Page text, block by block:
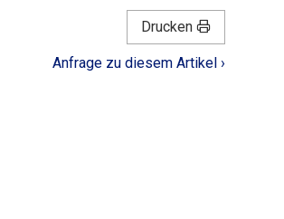
Drucken
Anfrage zu diesem Artikel ›